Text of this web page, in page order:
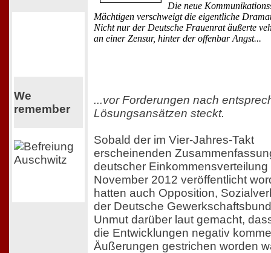
We
remember
Die neue
Mächtigen verschweigt die eigentliche
Nicht nur der Deutsche Frauenrat äußerte
an einer Zensur, hinter der offenbar Angst...
...vor Forderungen nach
Lösungsansätzen steckt.
Sobald der im Vier-Jahres-Takt
erscheinenden
deutscher Einkommensverteilung
November 2012 veröffentlicht
hatten auch Opposition,
der Deutsche
Unmut darüber laut gemacht,
die Entwicklungen negativ
Äußerungen gestrichen worden